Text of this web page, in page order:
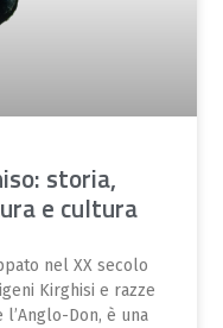
storia,
e cultura
nel XX secolo
Kirghisi e razze
Don, è una